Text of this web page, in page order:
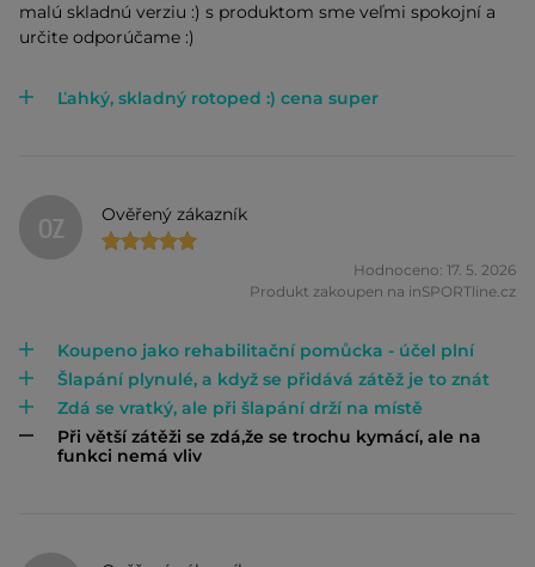
malú skladnú verziu :) s produktom sme veľmi spokojní a
určite odporúčame :)
Ľahký, skladný rotoped :) cena super
OZ Ověřený zákazník
Hodnoceno: 17. 5. 2026
Produkt zakoupen na inSPORTline.cz
Koupeno jako rehabilitační pomůcka - účel plní
Šlapání plynulé, a když se přidává zátěž je to znát
Zdá se vratký, ale při šlapání drží na místě
Při větší zátěži se zdá,že se trochu kymácí, ale na
funkci nemá vliv